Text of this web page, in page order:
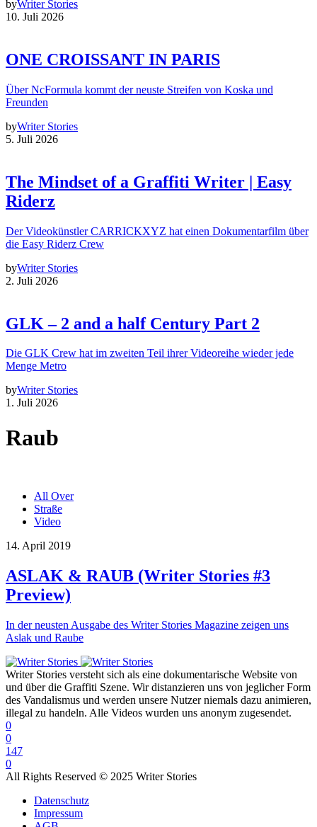
byWriter Stories
10. Juli 2026
ONE CROISSANT IN PARIS
Über NcFormula kommt der neuste Streifen von Koska und
Freunden
byWriter Stories
5. Juli 2026
The Mindset of a Graffiti Writer | Easy
Riderz
Der Videokünstler CARRICKXYZ hat einen Dokumentarfilm über
die Easy Riderz Crew
byWriter Stories
2. Juli 2026
GLK – 2 and a half Century Part 2
Die GLK Crew hat im zweiten Teil ihrer Videoreihe wieder jede
Menge Metro
byWriter Stories
1. Juli 2026
Raub
All Over
Straße
Video
14. April 2019
ASLAK & RAUB (Writer Stories #3
Preview)
In der neusten Ausgabe des Writer Stories Magazine zeigen uns
Aslak und Raube
Writer Stories versteht sich als eine dokumentarische Website von
und über die Graffiti Szene. Wir distanzieren uns von jeglicher Form
des Vandalismus und werden unsere Nutzer niemals dazu animieren,
illegal zu handeln. Alle Videos wurden uns anonym zugesendet.
0
0
147
0
All Rights Reserved © 2025 Writer Stories
Datenschutz
Impressum